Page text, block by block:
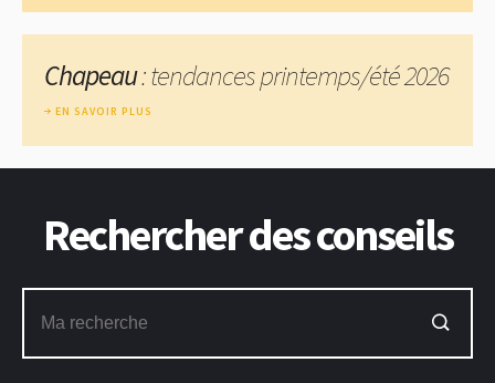
Chapeau: tendances printemps/été 2026
EN SAVOIR PLUS
Rechercher des conseils